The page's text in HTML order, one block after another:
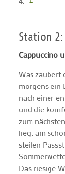
Station
Cappuccino
Was zaubert
morgens ein
nach einer
und die
zum
liegt am
steilen
Das riesige